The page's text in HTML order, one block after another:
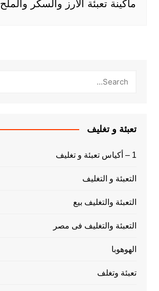
ماكينة تعبئة الارز والسكر والملح
تعبئة و تغليف
1 – أكياس تعبئة و تغليف
التعبئة و التغليف
التعبئة والتغليف بيع
التعبئة والتغليف فى مصر
الهوهوبا
تعبئة وتغلف